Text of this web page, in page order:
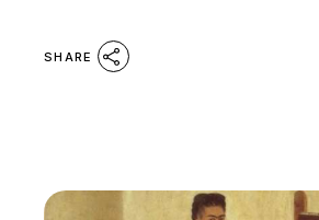
SHARE